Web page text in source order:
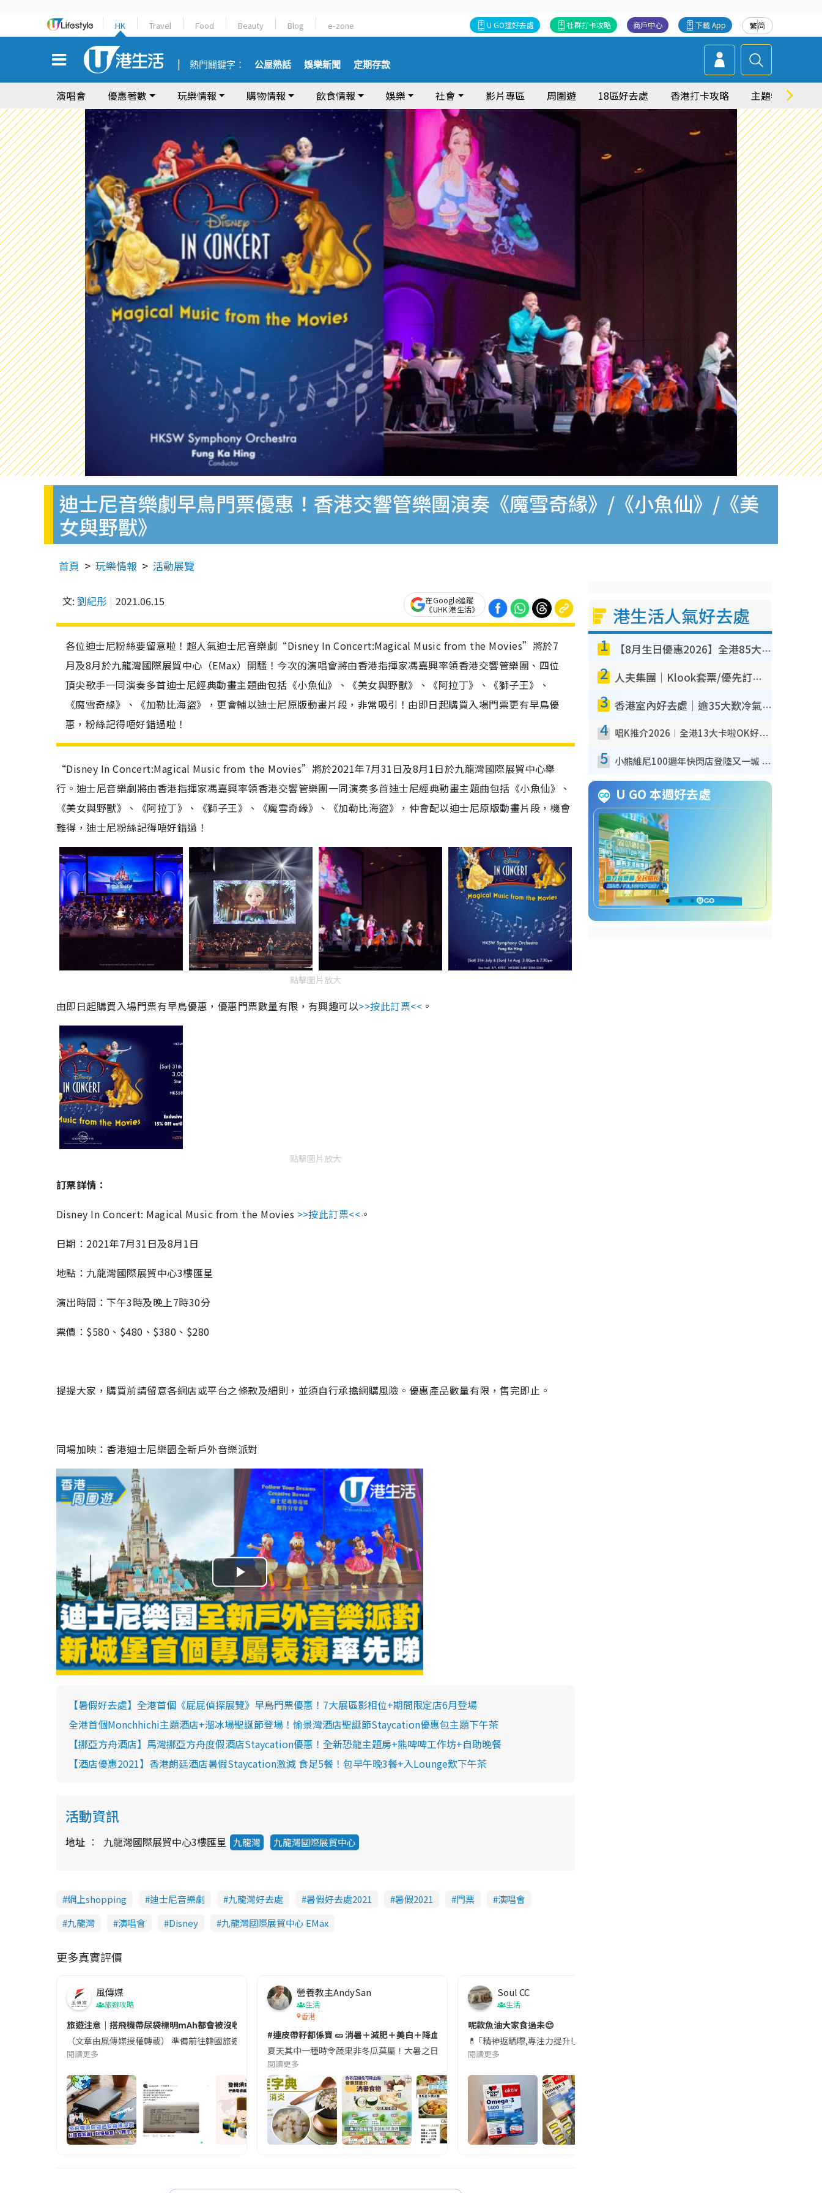
HK Travel Food Beauty Blog e-zone 繁简
下載 App
商戶中心
社群打卡攻略
U GO搵好去處
熱門關鍵字： 公屋熱話 娛樂新聞 定期存款
演唱會 優惠著數 玩樂情報 購物情報 飲食情報 娛樂 社會 影片專區 周圍遊 18區好去處 香港打卡攻略 主題特集
迪士尼音樂劇早鳥門票優惠！香港交響管樂團演奏《魔雪奇緣》/《小魚仙》/《美
女與野獸》
首頁 玩樂情報 活動展覽
文: 劉紀彤 2021.06.15
在Google追蹤
《UHK 港生活》
各位迪士尼粉絲要留意啦！超人氣迪士尼音樂劇“Disney In Concert:Magical Music from the Movies”將於7
月及8月於九龍灣國際展貿中心（EMax）開騷！今次的演唱會將由香港指揮家馮嘉興率領香港交響管樂團、四位
頂尖歌手一同演奏多首迪士尼經典動畫主題曲包括《小魚仙》、《美女與野獸》、《阿拉丁》、《獅子王》、
《魔雪奇緣》、《加勒比海盜》，更會輔以迪士尼原版動畫片段，非常吸引！由即日起購買入場門票更有早鳥優
惠，粉絲記得唔好錯過啦！
“Disney In Concert:Magical Music from the Movies”將於2021年7月31日及8月1日於九龍灣國際展貿中心舉
行。迪士尼音樂劇將由香港指揮家馮嘉興率領香港交響管樂團一同演奏多首迪士尼經典動畫主題曲包括《小魚仙》、
《美女與野獸》、《阿拉丁》、《獅子王》、《魔雪奇緣》、《加勒比海盜》，仲會配以迪士尼原版動畫片段，機會
難得，迪士尼粉絲記得唔好錯過！
點擊圖片放大
由即日起購買入場門票有早鳥優惠，優惠門票數量有限，有興趣可以>>按此訂票<< 。
點擊圖片放大
訂票詳情：
Disney In Concert: Magical Music from the Movies >>按此訂票<< 。
日期：2021年7月31日及8月1日
地點：九龍灣國際展貿中心3樓匯星
演出時間：下午3時及晚上7時30分
票價：$580、$480、$380、$280
提提大家，購買前請留意各網店或平台之條款及細則，並須自行承擔網購風險。優惠產品數量有限，售完即止。
同場加映：香港迪士尼樂園全新戶外音樂派對
P
l
a
y
V
i
d
【暑假好去處】全港首個《屁屁偵探展覽》早鳥門票優惠！7大展區影相位+期間限定店6月登場
全港首個Monchhichi主題酒店+溜冰場聖誕節登場！愉景灣酒店聖誕節Staycation優惠包主題下午茶
【挪亞方舟酒店】馬灣挪亞方舟度假酒店Staycation優惠！全新恐龍主題房+熊啤啤工作坊+自助晚餐
【酒店優惠2021】香港朗廷酒店暑假Staycation激減 食足5餐！包早午晚3餐+入Lounge歎下午茶
活動資訊
地址 九龍灣國際展貿中心3樓匯星 九龍灣 九龍灣國際展貿中心
網上shopping 迪士尼音樂劇 九龍灣好去處 暑假好去處2021 暑假2021 門票
演唱會
九龍灣
演唱會 Disney 九龍灣國際展貿中心 EMax
更多真實評價
風傳媒
旅遊攻略
旅遊注意｜搭飛機帶尿袋標明mAh都會被沒收😱出發前切記檢查「1標示」🚨
（文章由風傳媒授權轉載） 準備前往韓國旅遊的民眾，近期要特別留意隨身行李中的行動電源。一名旅客日前在機場安檢時，明明攜帶的行動電源機身已標示「10000mAh」，卻仍被要求當場
閱讀更多
營養教主AndySan
生活
香港
#連皮帶籽都係寶 🥒 消暑＋減肥＋美白＋降血脂
夏天其中一種時令蔬果非冬瓜莫屬！大暑之日，點都要飲碗冬瓜湯消暑解渴！除了解暑，冬瓜仲有好多鮮為人知嘅好處：減肥、消水腫、降血
閱讀更多
Soul CC
生活
呢款魚油大家食過未😍
💊 ｢精神返晒嚟,專注力提升!｣ 長時間對住電腦､剪片寫稿,成日覺得眼睛乾澀､腦袋好似｢斷
閱讀更多
港生活人氣好去處
1 【8月生日優惠2026】全港85大食買玩著數攻略 自助餐/火鍋放題同行免費＋誠品/DONKI送現金券
2 人夫集團｜Klook套票/優先訂票/公開發售搶飛攻略！附票價.購票連結.場地座位表
3 香港室內好去處｜逾35大歎冷氣室內好去處推介 室內活動免費避雨無懼落雨
4 唱K推介2026︱全港13大卡啦OK好去處！最平$36起 日文K都有！(附地址+收費詳情)
5 小熊維尼100週年快閃店登陸又一城 重現百畝森林經典場景／獨家限定盲盒登場／專屬DIY香水
U GO 本週好去處